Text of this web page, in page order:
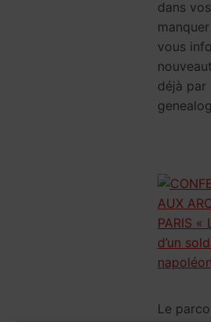
dans
vous
déjà par
Le